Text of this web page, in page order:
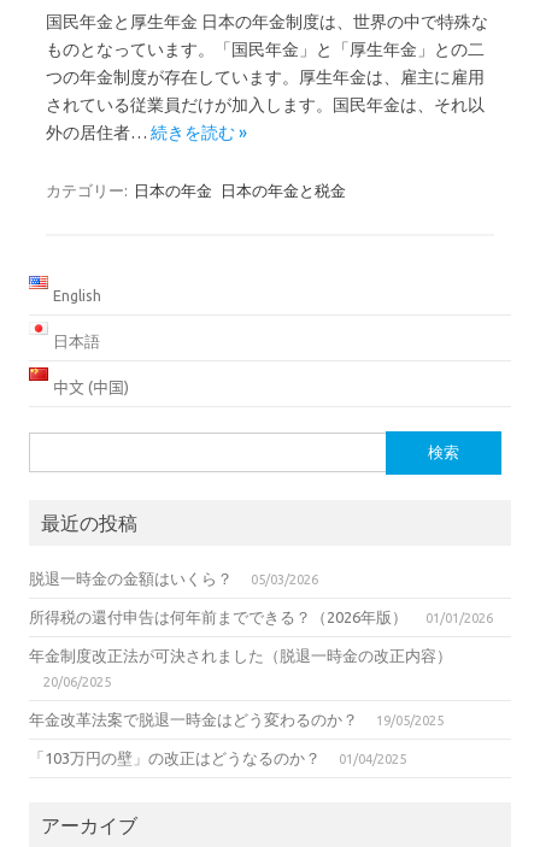
国民年金と厚生年金 日本の年金制度は、世界の中で特殊な
ものとなっています。「国民年金」と「厚生年金」との二
つの年金制度が存在しています。厚生年金は、雇主に雇用
されている従業員だけが加入します。国民年金は、それ以
外の居住者… 続きを読む »
カテゴリー: 日本の年金 日本の年金と税金
English
日本語
中文 (中国)
索:
最近の投稿
脱退一時金の金額はいくら？ 05/03/2026
所得税の還付申告は何年前までできる？（2026年版） 01/01/2026
年金制度改正法が可決されました（脱退一時金の改正内容）
20/06/2025
年金改革法案で脱退一時金はどう変わるのか？ 19/05/2025
「103万円の壁」の改正はどうなるのか？ 01/04/2025
アーカイブ